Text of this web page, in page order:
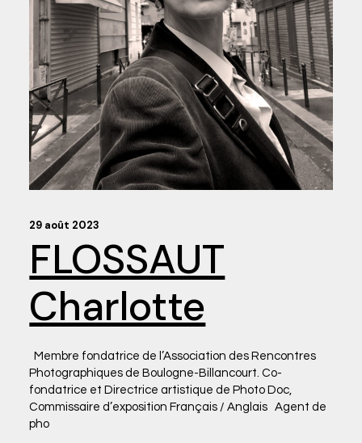
29 août 2023
FLOSSAUT
Charlotte
Membre fondatrice de l’Association des Rencontres
Photographiques de Boulogne-Billancourt. Co-
fondatrice et Directrice artistique de Photo Doc,
Commissaire d’exposition Français / Anglais Agent de
pho